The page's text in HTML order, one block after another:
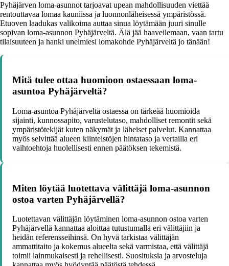
Pyhäjärven loma-asunnot tarjoavat upean mahdollisuuden viettää
rentouttavaa lomaa kauniissa ja luonnonläheisessä ympäristössä.
Etuoven laadukas valikoima auttaa sinua löytämään juuri sinulle
sopivan loma-asunnon Pyhäjärveltä. Älä jää haaveilemaan, vaan tartu
tilaisuuteen ja hanki unelmiesi lomakohde Pyhäjärveltä jo tänään!
Mitä tulee ottaa huomioon ostaessaan loma-
asuntoa Pyhäjärveltä?
Loma-asuntoa Pyhäjärveltä ostaessa on tärkeää huomioida
sijainti, kunnossapito, varustelutaso, mahdolliset remontit sekä
ympäristötekijät kuten näkymät ja läheiset palvelut. Kannattaa
myös selvittää alueen kiinteistöjen hintataso ja vertailla eri
vaihtoehtoja huolellisesti ennen päätöksen tekemistä.
Miten löytää luotettava välittäjä loma-asunnon
ostoa varten Pyhäjärvellä?
Luotettavan välittäjän löytäminen loma-asunnon ostoa varten
Pyhäjärvellä kannattaa aloittaa tutustumalla eri välittäjiin ja
heidän referensseihinsä. On hyvä tarkistaa välittäjän
ammattitaito ja kokemus alueelta sekä varmistaa, että välittäjä
toimii lainmukaisesti ja rehellisesti. Suosituksia ja arvosteluja